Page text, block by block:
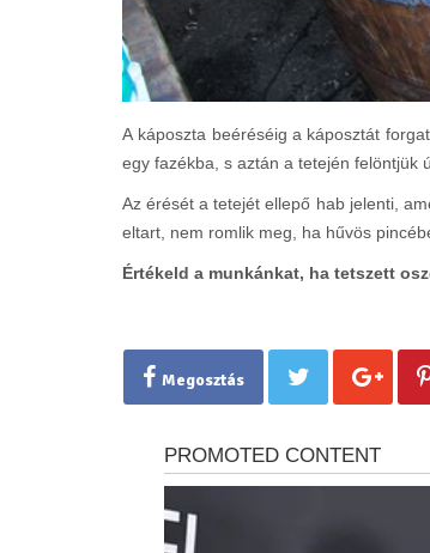
A káposzta beéréséig a káposztát
egy fazékba, s aztán a tetején felöntjük
Az érését a tetejét ellepő hab jelenti,
eltart, nem romlik meg, ha hűvös
Értékeld a munkánkat, ha tetszett
Megosztás